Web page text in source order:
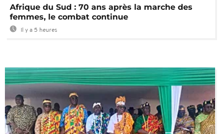
Afrique du Sud : 70 ans après la marche des
femmes, le combat continue
Il y a 5 heures